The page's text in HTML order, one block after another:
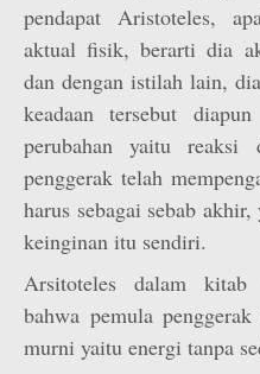
pendapat Aristoteles,
aktual fisik, berarti dia
dan dengan istilah lain,
keadaan tersebut
perubahan yaitu reaksi
penggerak telah
harus sebagai sebab
keinginan itu sendiri.
Arsitoteles dalam kitab
bahwa pemula
murni yaitu energi tanpa